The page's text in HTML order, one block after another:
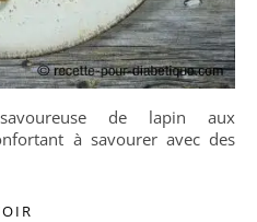
à savourer avec des